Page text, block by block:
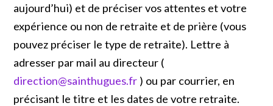
aujourd’hui) et de préciser vos attentes et votre
expérience ou non de retraite et de prière (vous
pouvez préciser le type de retraite). Lettre à
adresser par mail au directeur (
direction@sainthugues.fr ) ou par courrier, en
précisant le titre et les dates de votre retraite.